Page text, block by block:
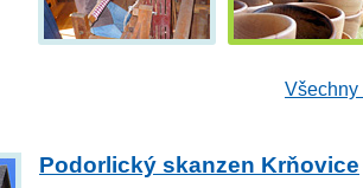
Všechny
Podorlický skanzen Krňovice